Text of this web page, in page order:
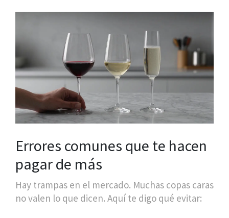
Errores comunes que te hacen
pagar de más
Hay trampas en el mercado. Muchas copas caras
no valen lo que dicen. Aquí te digo qué evitar: